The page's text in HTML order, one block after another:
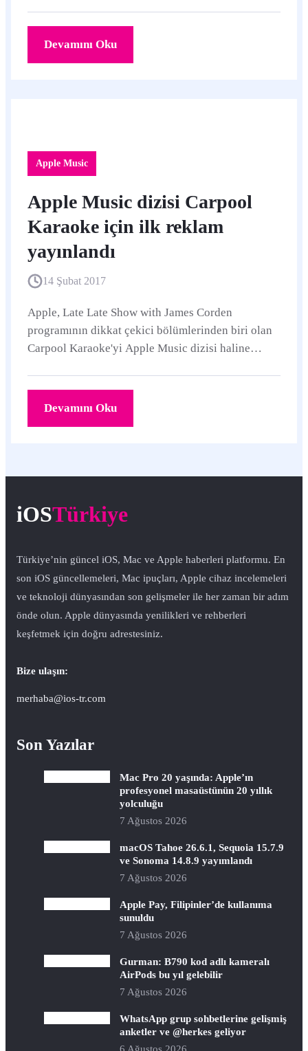
Devamını Oku
Apple Music
Apple Music dizisi Carpool
Karaoke için ilk reklam
yayınlandı
14 Şubat 2017
Apple, Late Late Show with James Corden
programının dikkat çekici bölümlerinden biri olan
Carpool Karaoke'yi Apple Music dizisi haline
Devamını Oku
iOSTürkiye
Türkiye’nin güncel iOS, Mac ve Apple haberleri platformu. En
son iOS güncellemeleri, Mac ipuçları, Apple cihaz incelemeleri
ve teknoloji dünyasından son gelişmeler ile her zaman bir adım
önde olun. Apple dünyasında yenilikleri ve rehberleri
keşfetmek için doğru adrestesiniz.
Bize ulaşın:
merhaba@ios-tr.com
Son Yazılar
Mac Pro 20 yaşında: Apple’ın
profesyonel masaüstünün 20 yıllık
yolculuğu
7 Ağustos 2026
macOS Tahoe 26.6.1, Sequoia 15.7.9
ve Sonoma 14.8.9 yayımlandı
7 Ağustos 2026
Apple Pay, Filipinler’de kullanıma
sunuldu
7 Ağustos 2026
Gurman: B790 kod adlı kameralı
AirPods bu yıl gelebilir
7 Ağustos 2026
WhatsApp grup sohbetlerine gelişmiş
anketler ve @herkes geliyor